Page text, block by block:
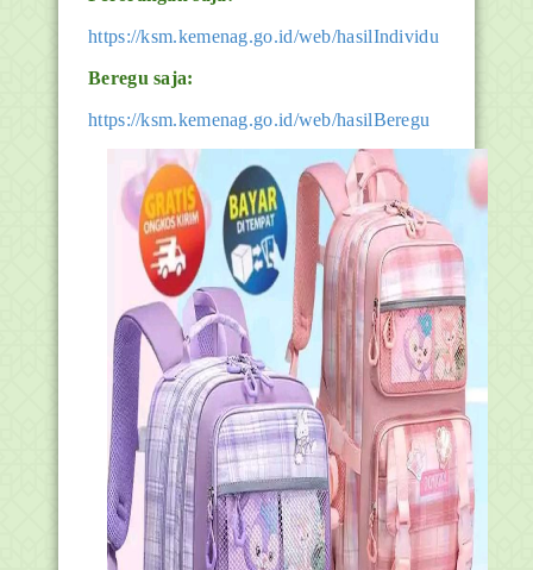
https://ksm.kemenag.go.id/web/hasilIndividu
Beregu saja:
https://ksm.kemenag.go.id/web/hasilBeregu